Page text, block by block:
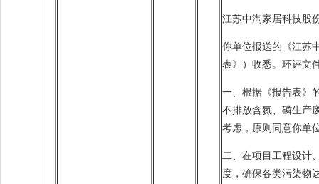
江苏中淘家居科技股
你单位报送的《江苏
表》）收悉。环评文
一、根据《报告表》
不排放含氮、磷生产
考虑，原则同意你单
二、在项目工程设计
度，确保各类污染物